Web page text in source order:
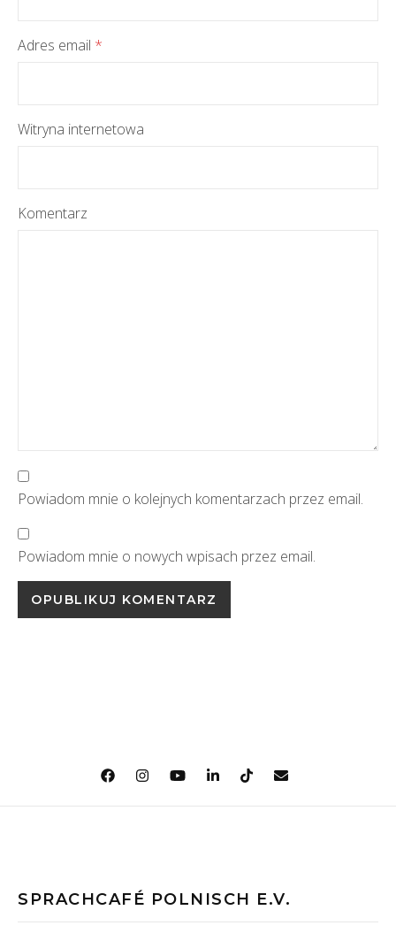
Adres email *
Witryna internetowa
Komentarz
Powiadom mnie o kolejnych komentarzach przez email.
Powiadom mnie o nowych wpisach przez email.
SPRACHCAFÉ POLNISCH E.V.